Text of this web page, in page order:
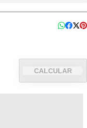
CALCULAR